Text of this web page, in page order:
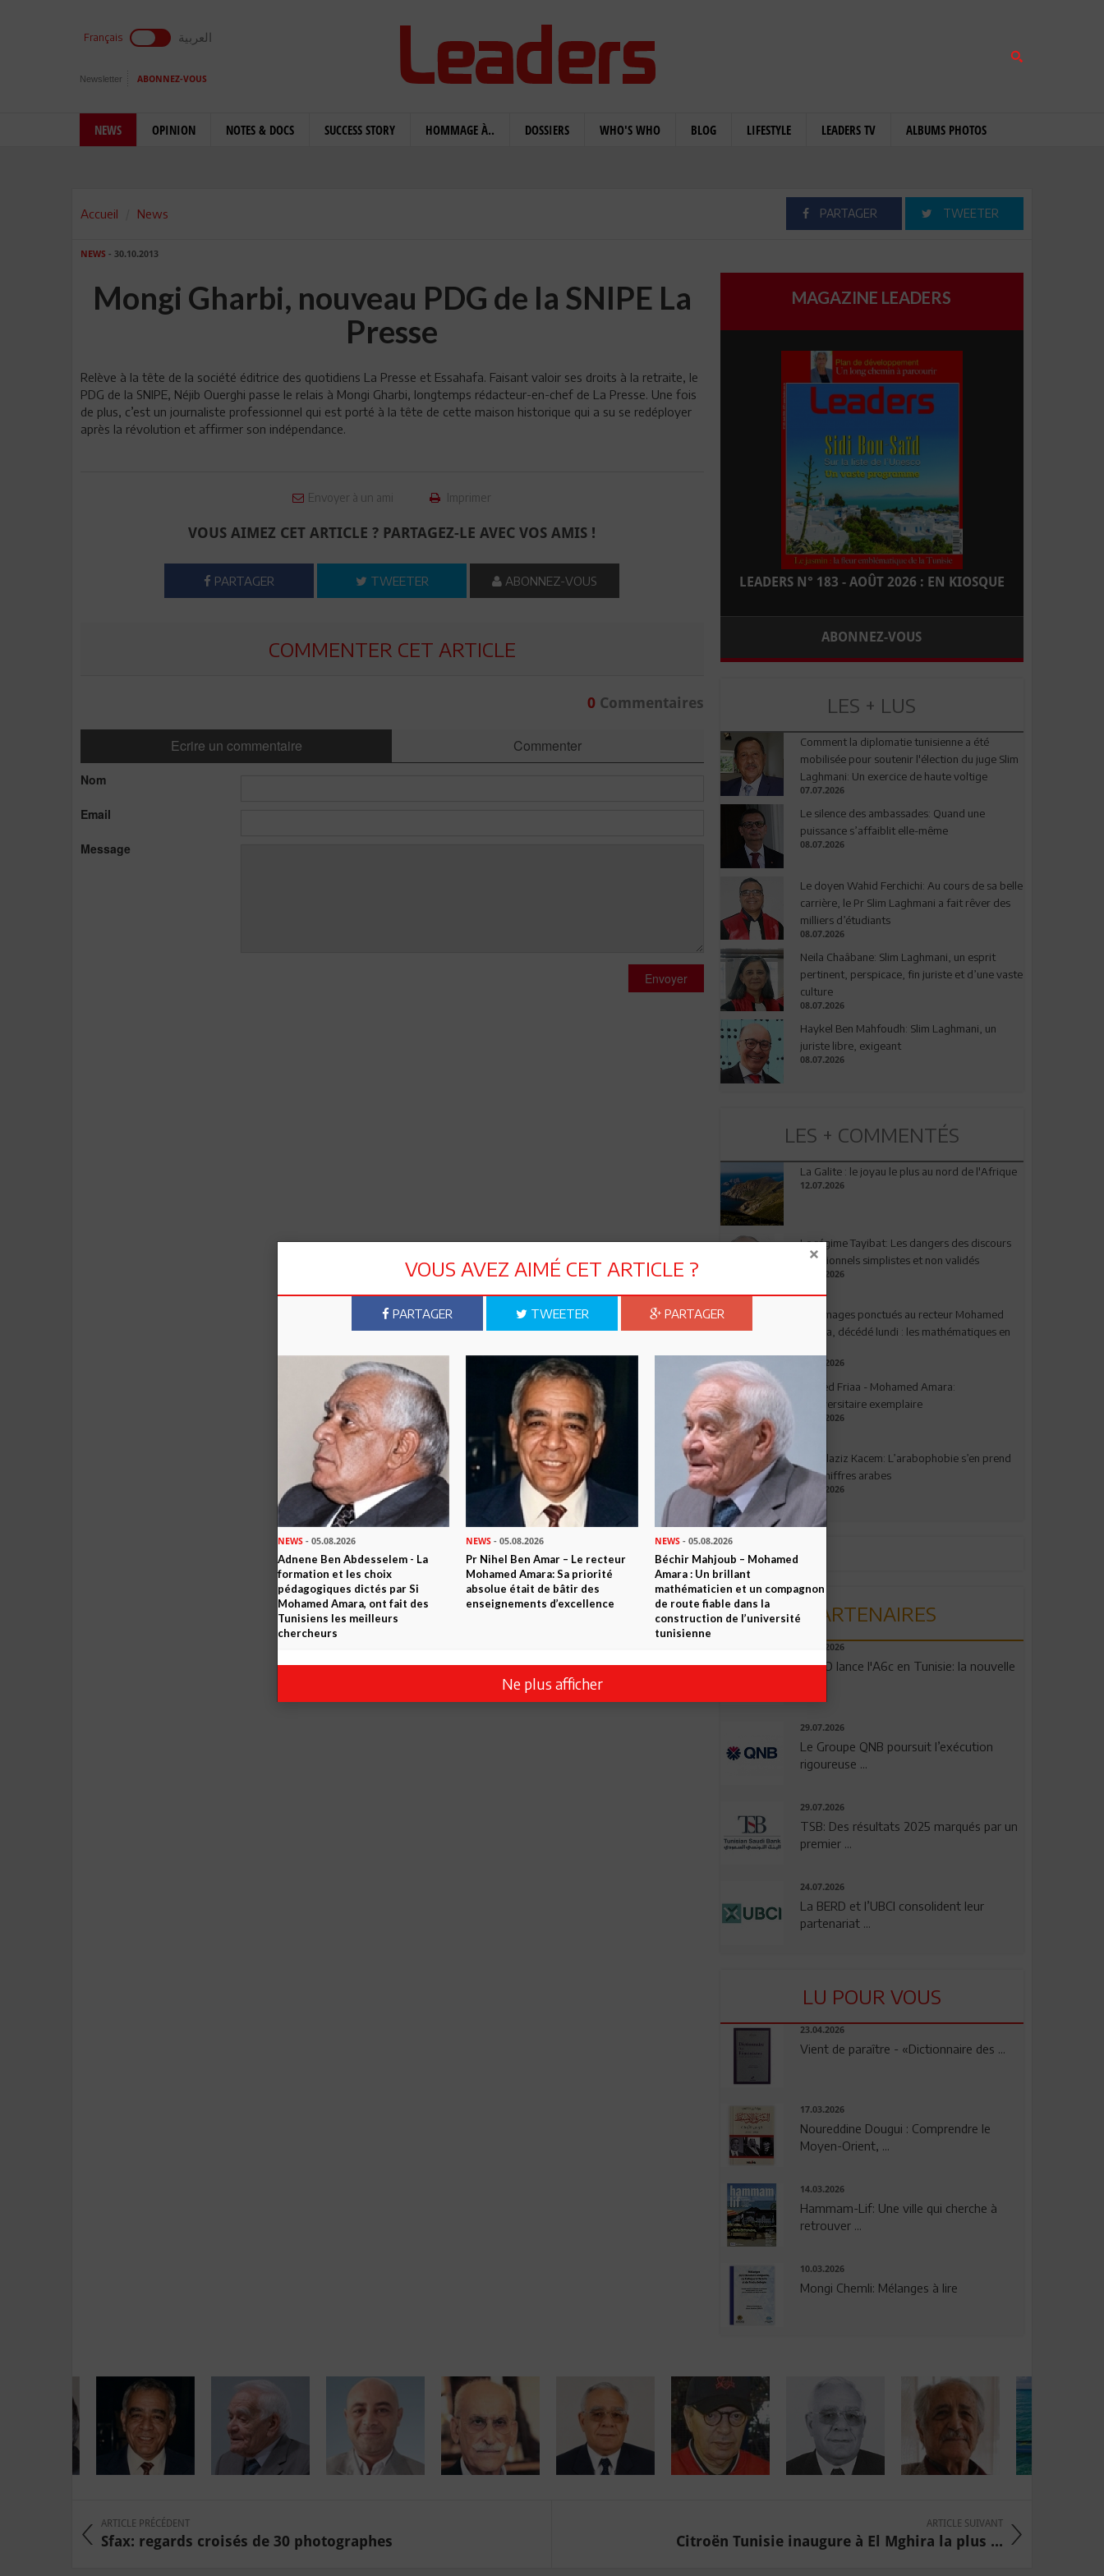
Français العربية
Newsletter ABONNEZ-VOUS
NEWS OPINION NOTES & DOCS SUCCESS STORY HOMMAGE À.. DOSSIERS WHO'S WHO BLOG LIFESTYLE LEADERS TV ALBUMS PHOTOS
Accueil News PARTAGER TWEETER
NEWS - 30.10.2013
Mongi Gharbi, nouveau PDG de la SNIPE La
Presse
Relève à la tête de la société éditrice des quotidiens La Presse et Essahafa. Faisant valoir ses droits à la retraite, le
PDG de la SNIPE, Néjib Ouerghi passe le relais à Mongi Gharbi, longtemps rédacteur-en-chef de La Presse. Une fois
de plus, c’est un journaliste professionnel qui est porté à la tête de cette maison historique qui a su se redéployer
après la révolution et affirmer son indépendance.
Envoyer à un ami Imprimer
VOUS AIMEZ CET ARTICLE ? PARTAGEZ-LE AVEC VOS AMIS !
PARTAGER TWEETER ABONNEZ-VOUS
COMMENTER CET ARTICLE
0Commentaires
Ecrire un commentaire Commenter
Nom
Email
Message
Envoyer
MAGAZINE LEADERS
LEADERS N° 183 - AOÛT 2026 : EN KIOSQUE
ABONNEZ-VOUS
LES + LUS
Comment la diplomatie tunisienne a été
mobilisée pour soutenir l'élection du juge Slim
Laghmani: Un exercice de haute voltige
07.07.2026
Le silence des ambassades: Quand une
puissance s’affaiblit elle-même
08.07.2026
Le doyen Wahid Ferchichi: Au cours de sa belle
carrière, le Pr Slim Laghmani a fait rêver des
milliers d’étudiants
08.07.2026
Neila Chaâbane: Slim Laghmani, un esprit
pertinent, perspicace, fin juriste et d’une vaste
culture
08.07.2026
Haykel Ben Mahfoudh: Slim Laghmani, un
juriste libre, exigeant
08.07.2026
LES + COMMENTÉS
La Galite : le joyau le plus au nord de l'Afrique
12.07.2026
Le régime Tayibat: Les dangers des discours
nutritionnels simplistes et non validés
09.07.2026
Hommages ponctués au recteur Mohamed
Amara, décédé lundi : les mathématiques en
03.08.2026
Ahmed Friaa - Mohamed Amara:
l’Universitaire exemplaire
04.08.2026
Abdelaziz Kacem: L’arabophobie s’en prend
aux chiffres arabes
09.07.2026
PARTENAIRES
04.08.2026
OPPO lance l'A6c en Tunisie: la nouvelle
29.07.2026
Le Groupe QNB poursuit l’exécution
rigoureuse ...
29.07.2026
TSB: Des résultats 2025 marqués par un
premier ...
24.07.2026
La BERD et l’UBCI consolident leur
partenariat ...
LU POUR VOUS
23.04.2026
Vient de paraître - «Dictionnaire des ...
17.03.2026
Noureddine Dougui : Comprendre le
Moyen-Orient, ...
14.03.2026
Hammam-Lif: Une ville qui cherche à
retrouver ...
10.03.2026
Mongi Chemli: Mélanges à lire
ARTICLE PRÉCÉDENT
Sfax: regards croisés de 30 photographes
ARTICLE SUIVANT
Citroën Tunisie inaugure à El Mghira la plus ...
VOUS AVEZ AIMÉ CET ARTICLE ?
PARTAGER TWEETER PARTAGER
NEWS - 05.08.2026
Adnene Ben Abdesselem - La
formation et les choix
pédagogiques dictés par Si
Mohamed Amara, ont fait des
Tunisiens les meilleurs
chercheurs
NEWS - 05.08.2026
Pr Nihel Ben Amar – Le recteur
Mohamed Amara: Sa priorité
absolue était de bâtir des
enseignements d’excellence
NEWS- 05.08.2026
Béchir Mahjoub – Mohamed
Amara : Un brillant
mathématicien et un compagnon
de route fiable dans la
construction de l’université
tunisienne
Ne plus afficher